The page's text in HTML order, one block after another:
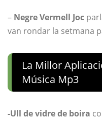
– Negre Vermell Joc
van rondar la setmana
La Millor
Música Mp3
-Ull de vidre de boira